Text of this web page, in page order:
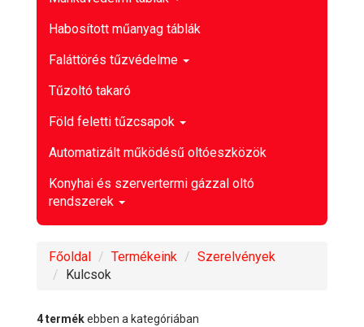
Habosított műanyag táblák
Faláttörés tűzvédelme
Tűzoltó takaró
Föld feletti tűzcsapok
Automatizált működésű oltóeszközök
Konyhai és szervertermi gázzal oltó
rendszerek
Főoldal Termékeink
Szerelvények
Kulcsok
4 termékebben a kategóriában